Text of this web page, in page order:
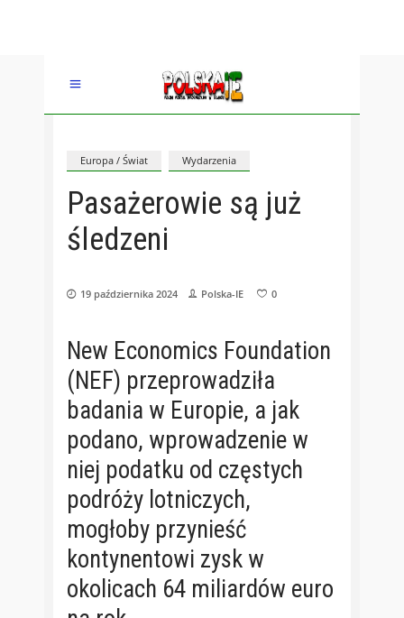
Europa / Świat Wydarzenia
Pasażerowie są już
śledzeni
19 października 2024 Polska-IE 0
New Economics Foundation
(NEF) przeprowadziła
badania w Europie, a jak
podano, wprowadzenie w
niej podatku od częstych
podróży lotniczych,
mogłoby przynieść
kontynentowi zysk w
okolicach 64 miliardów euro